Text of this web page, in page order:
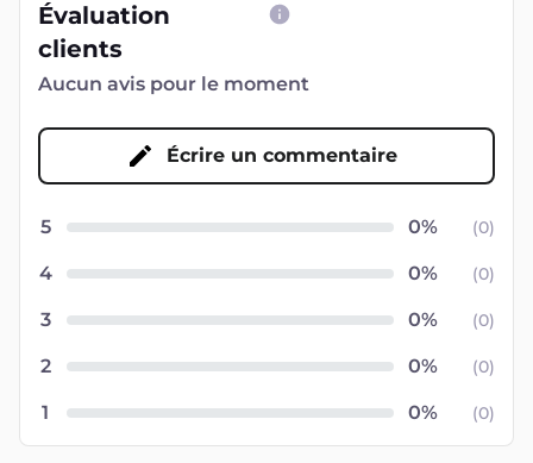
Évaluation
clients
Aucun avis pour le moment
Écrire un commentaire
5 (0)
4 (0)
3 (0)
2 (0)
1 (0)